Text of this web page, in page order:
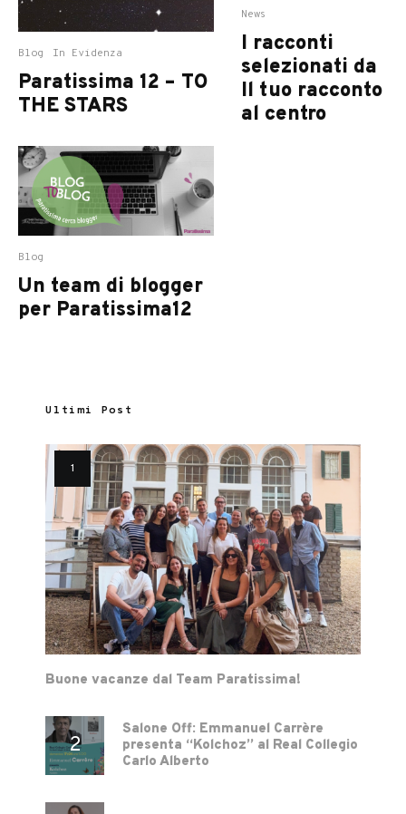
Blog In Evidenza
Paratissima 12 – TO
THE STARS
Blog
Un team di blogger
per Paratissima12
News
I racconti
selezionati da
Il tuo racconto
al centro
Ultimi Post
Buone vacanze dal Team Paratissima!
Salone Off: Emmanuel Carrère
presenta “Kolchoz” al Real Collegio
Carlo Alberto